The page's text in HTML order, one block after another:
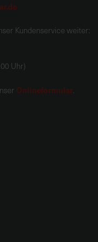
Kundenservice weiter:
Uhr)
Onlineformular.